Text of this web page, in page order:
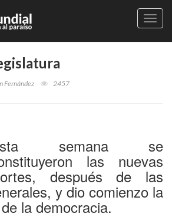
Fernández 2457
semana se
las nuevas
después de las
y dio comienzo la
la democracia.